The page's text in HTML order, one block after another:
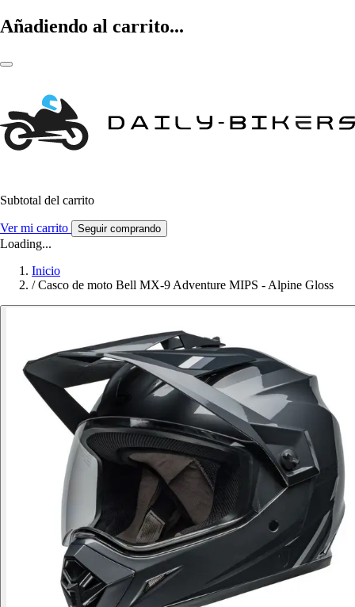
Añadiendo al carrito...
Subtotal del carrito
Ver mi carrito Seguir comprando
Loading...
Inicio
/ Casco de moto Bell MX-9 Adventure MIPS - Alpine Gloss